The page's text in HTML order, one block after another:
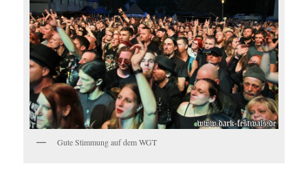
Gute Stimmung auf dem WGT